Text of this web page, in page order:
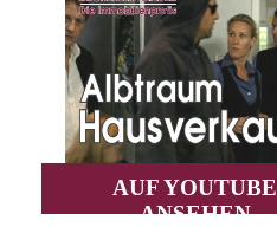
AUF YOUTUBE
ANSEHEN